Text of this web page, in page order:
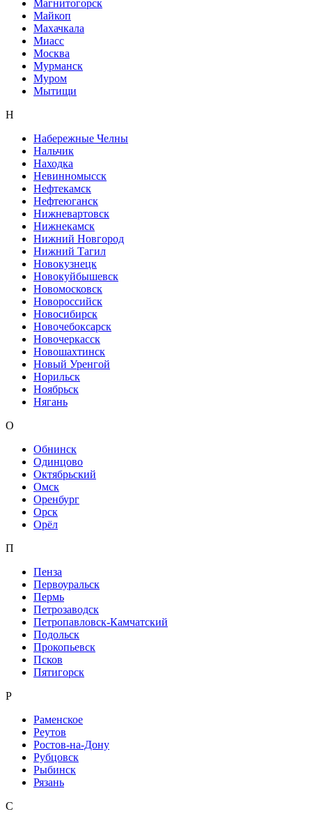
Магнитогорск
Майкоп
Махачкала
Миасс
Москва
Мурманск
Муром
Мытищи
Н
Набережные Челны
Нальчик
Находка
Невинномысск
Нефтекамск
Нефтеюганск
Нижневартовск
Нижнекамск
Нижний Новгород
Нижний Тагил
Новокузнецк
Новокуйбышевск
Новомосковск
Новороссийск
Новосибирск
Новочебоксарск
Новочеркасск
Новошахтинск
Новый Уренгой
Норильск
Ноябрьск
Нягань
О
Обнинск
Одинцово
Октябрьский
Омск
Оренбург
Орск
Орёл
П
Пенза
Первоуральск
Пермь
Петрозаводск
Петропавловск-Камчатский
Подольск
Прокопьевск
Псков
Пятигорск
Р
Раменское
Реутов
Ростов-на-Дону
Рубцовск
Рыбинск
Рязань
С